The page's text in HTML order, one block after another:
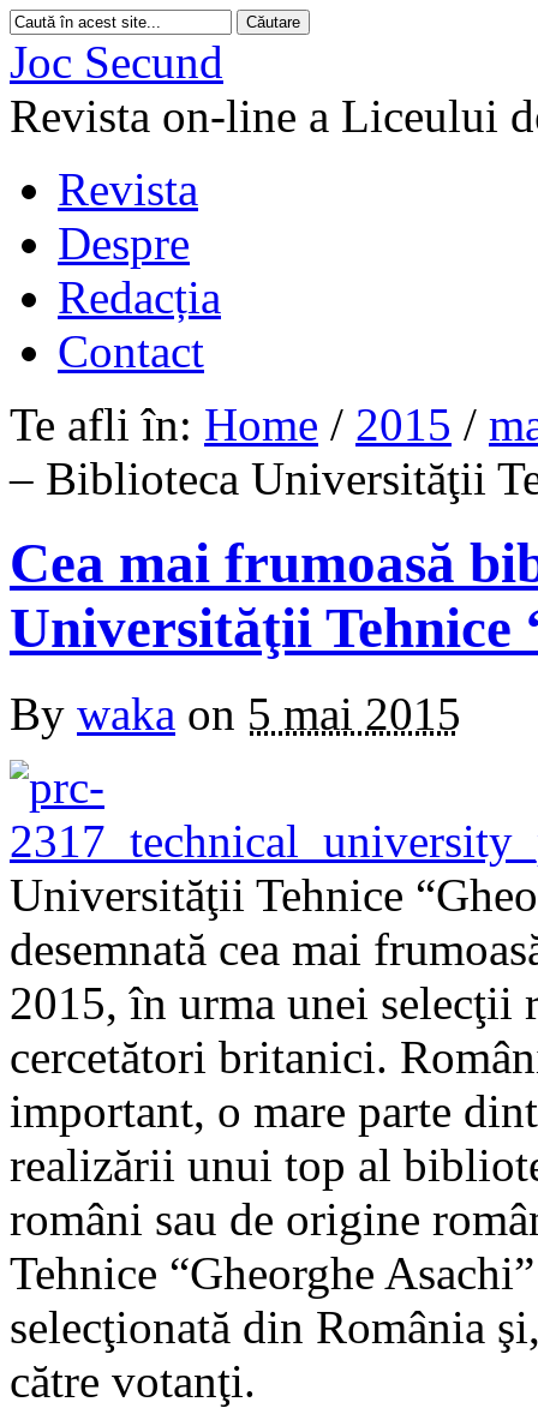
Joc Secund
Revista on-line a Liceului
Revista
Despre
Redacția
Contact
Te afli în: Home / 2015 /
– Biblioteca Universităţii
Cea mai frumoasă
Universităţii Tehnice
By waka on 5 mai 2015
Universităţii Tehnice
desemnată cea mai
2015, în urma unei selecţii
cercetători britanici.
important, o mare parte
realizării unui top al
români sau de origine
Tehnice “Gheorghe
selecţionată din România
către votanţi.